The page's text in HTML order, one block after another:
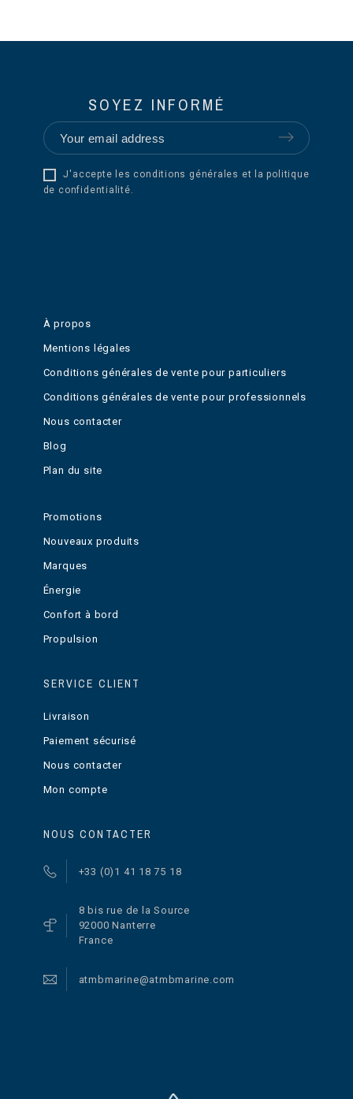
SOYEZ INFORMÉ
J'accepte les conditions générales et la politique
de confidentialité.
À propos
Mentions légales
Conditions générales de vente pour particuliers
Conditions générales de vente pour professionnels
Nous contacter
Blog
Plan du site
Promotions
Nouveaux produits
Marques
Énergie
Confort à bord
Propulsion
SERVICE CLIENT
Livraison
Paiement sécurisé
Nous contacter
Mon compte
NOUS CONTACTER
+33 (0)1 41 18 75 18
8 bis rue de la Source
92000 Nanterre
France
atmbmarine@atmbmarine.com